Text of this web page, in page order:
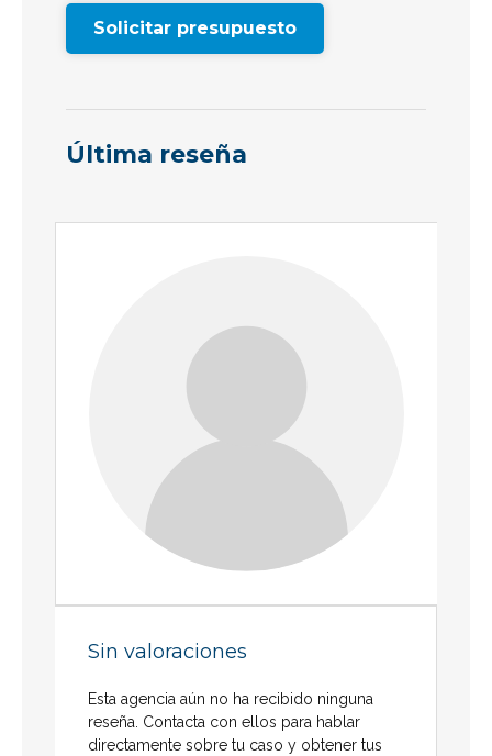
Solicitar presupuesto
Última reseña
Sin valoraciones
Esta agencia aún no ha recibido ninguna
reseña. Contacta con ellos para hablar
directamente sobre tu caso y obtener tus